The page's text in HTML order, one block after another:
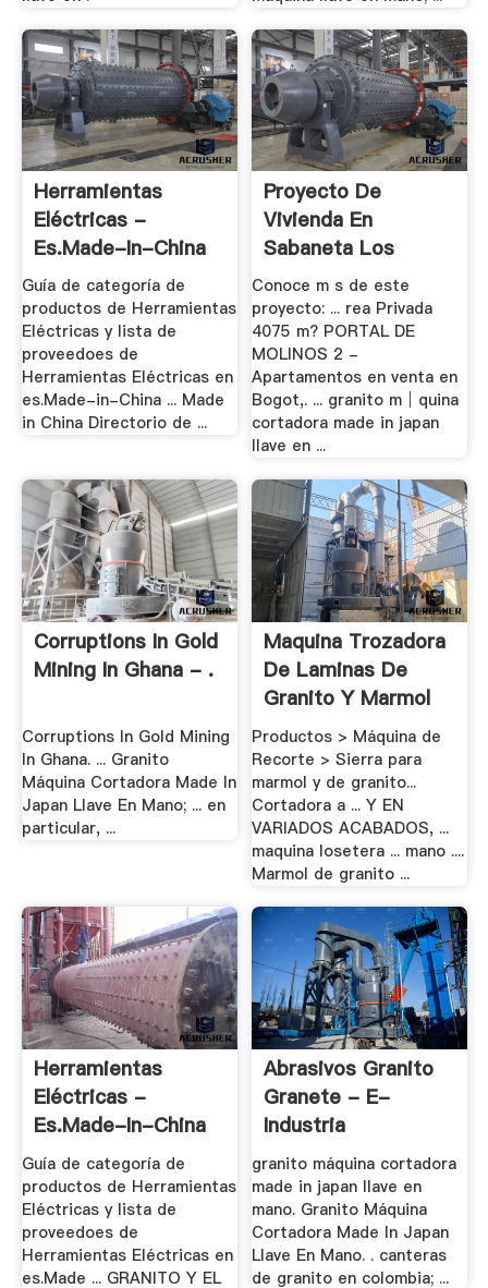
Herramientas
Eléctricas -
Es.made-In-China
Guía de categoría de
productos de Herramientas
Eléctricas y lista de
proveedoes de
Herramientas Eléctricas en
es.Made-in-China ... Made
in China Directorio de ...
Proyecto De
Vivienda En
Sabaneta Los
Molinos
Conoce m s de este
proyecto: ... rea Privada
4075 m? PORTAL DE
MOLINOS 2 -
Apartamentos en venta en
Bogot,. ... granito m│quina
cortadora made in japan
llave en ...
Corruptions In Gold
Mining In Ghana - .
Corruptions In Gold Mining
In Ghana. ... Granito
Máquina Cortadora Made In
Japan Llave En Mano; ... en
particular, ...
Maquina Trozadora
De Laminas De
Granito Y Marmol
Productos > Máquina de
Recorte > Sierra para
marmol y de granito...
Cortadora a ... Y EN
VARIADOS ACABADOS, ...
maquina losetera ... mano ....
Marmol de granito ...
Herramientas
Eléctricas -
Es.made-In-China
Guía de categoría de
productos de Herramientas
Eléctricas y lista de
proveedoes de
Herramientas Eléctricas en
es.Made ... GRANITO Y EL
Abrasivos Granito
Granete - E-
Industria
granito máquina cortadora
made in japan llave en
mano. Granito Máquina
Cortadora Made In Japan
Llave En Mano. . canteras
de granito en colombia; ...